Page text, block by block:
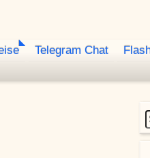
Telegram Chat